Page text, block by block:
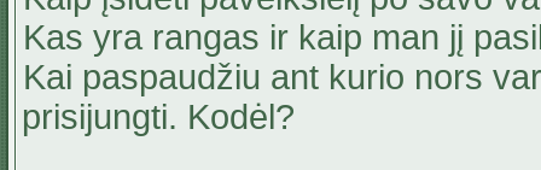
Kas yra rangas ir kaip man jį
Kai paspaudžiu ant kurio nors
prisijungti. Kodėl?